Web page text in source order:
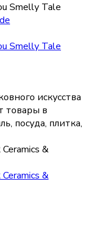
Smelly Tale
Smelly Tale
искусства
товары в
посуда, плитка,
&
&